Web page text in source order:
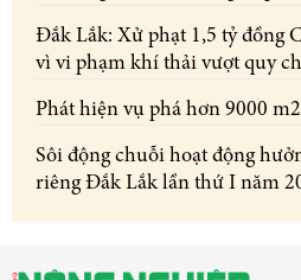
Đắk Lắk: Xử phạt 1,5 tỷ đồng
vì vi phạm khí thải vượt quy
Sôi động chuỗi hoạt động
riêng Đắk Lắk lần thứ I năm